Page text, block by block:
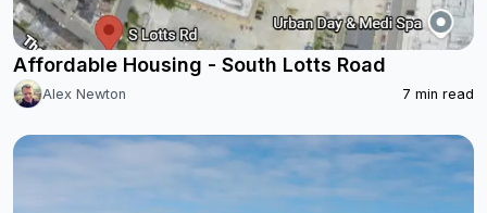
Affordable Housing - South Lotts Road
Alex Newton 7 min read